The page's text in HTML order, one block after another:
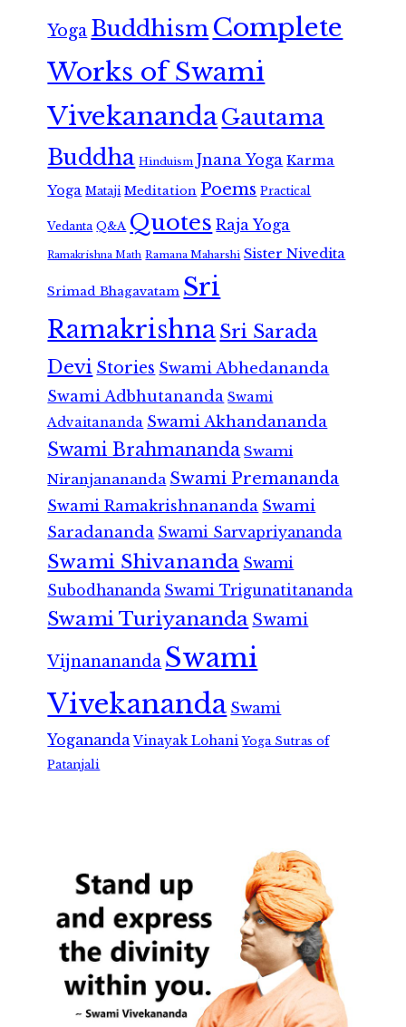
Yoga Buddhism Complete
Works of Swami
VivekanandaGautama
Buddha Hinduism Jnana Yoga Karma
Yoga Mataji Meditation Poems Practical
Vedanta Q&A Quotes Raja Yoga
Ramakrishna Math Ramana Maharshi Sister Nivedita
Srimad Bhagavatam Sri
RamakrishnaSri Sarada
Devi Stories Swami Abhedananda
Swami Adbhutananda Swami
Advaitananda Swami Akhandananda
Swami Brahmananda Swami
Niranjanananda Swami Premananda
Swami Ramakrishnananda Swami
Saradananda Swami Sarvapriyananda
Swami Shivananda Swami
Subodhananda Swami Trigunatitananda
Swami Turiyananda Swami
Vijnanananda Swami
Vivekananda Swami
Yogananda Vinayak Lohani Yoga Sutras of
Patanjali